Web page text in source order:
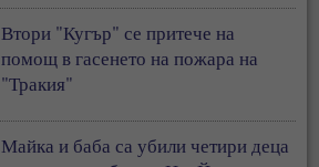
Втори "Кугър" се притече на
помощ в гасенето на пожара на
"Тракия"
Майка и баба са убили четири деца